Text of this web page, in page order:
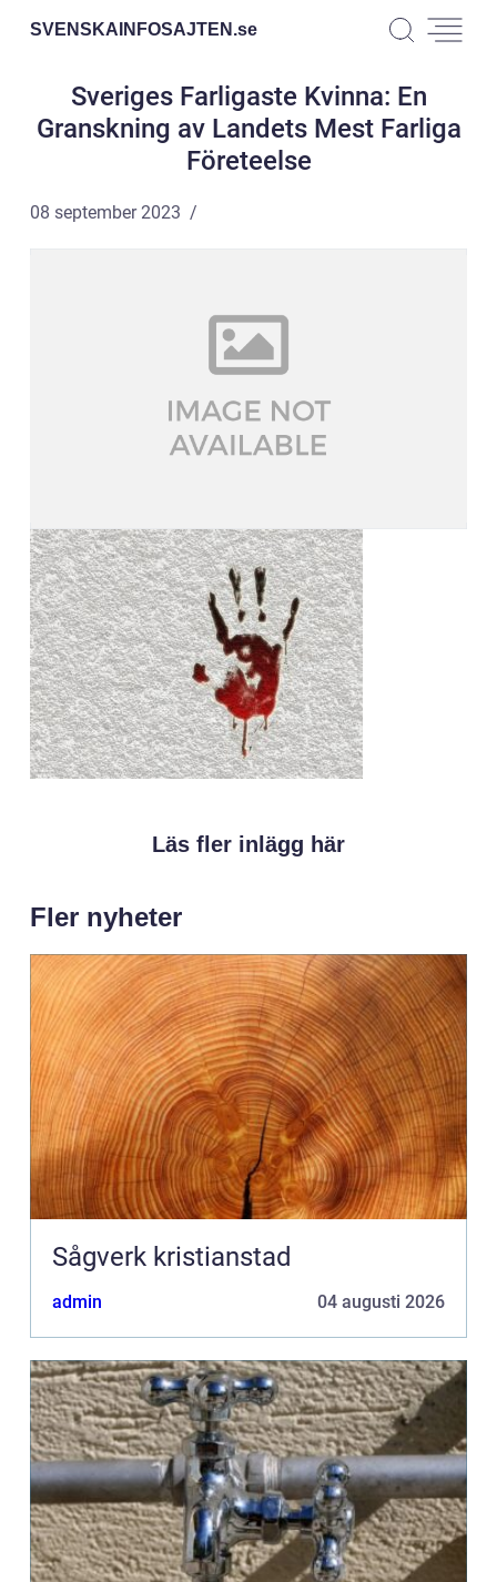
SVENSKAINFOSAJTEN.se
Sveriges Farligaste Kvinna: En
Granskning av Landets Mest Farliga
Företeelse
08 september 2023
Läs fler inlägg här
Fler nyheter
Sågverk kristianstad
admin 04 augusti 2026